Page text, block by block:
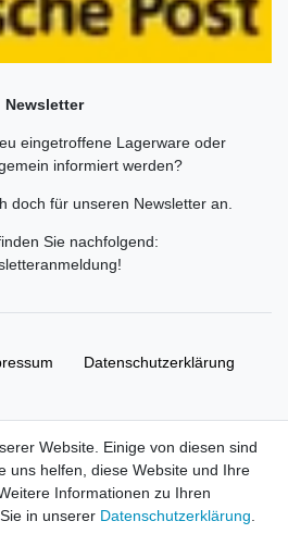
Newsletter
eingetroffene Lagerware oder
informiert werden?
doch für unseren Newsletter an.
Sie nachfolgend:
!
Daten­schutz­erklärung
vorbehalten. HL-
Website. Einige von diesen sind
uns helfen, diese Website und Ihre
Informationen zu Ihren
in unserer Daten­schutz­erklärung